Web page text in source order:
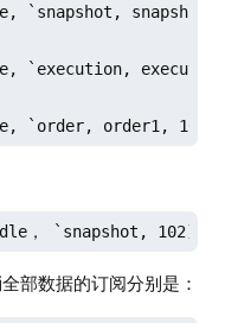
`snapshot,
`execution,
`order, order1, 102)
， `snapshot, 102)
部数据的订阅分别是：